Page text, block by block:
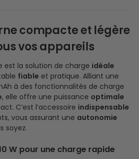
compacte et légère
vos appareils
est la solution de charge idéale
fiable et pratique. Alliant une
à des fonctionnalités de charge
, elle offre une puissance optimale
C’est l’accessoire indispensable
vous assurant une autonomie
soyez.
W pour une charge rapide